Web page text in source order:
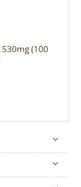
530mg (100